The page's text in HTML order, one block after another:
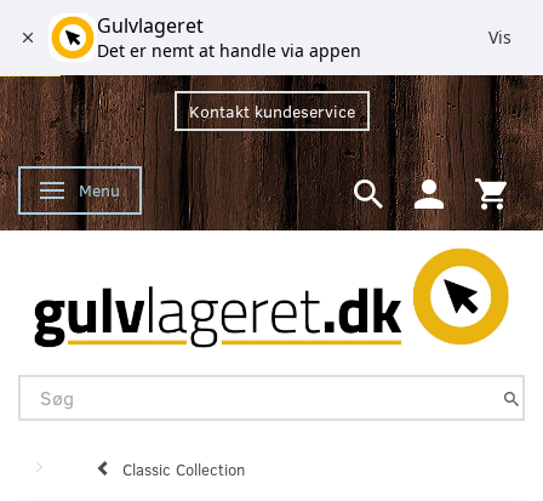
Kontakt kundeservice
Skifte navigation
Menu
Classic Collection
Gulvlageret
Det er nemt at handle via appen
Vis